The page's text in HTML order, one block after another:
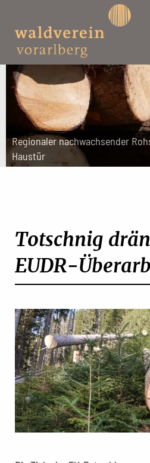
Regionaler nachwachsender
Haustür
Totschnig
EUDR-